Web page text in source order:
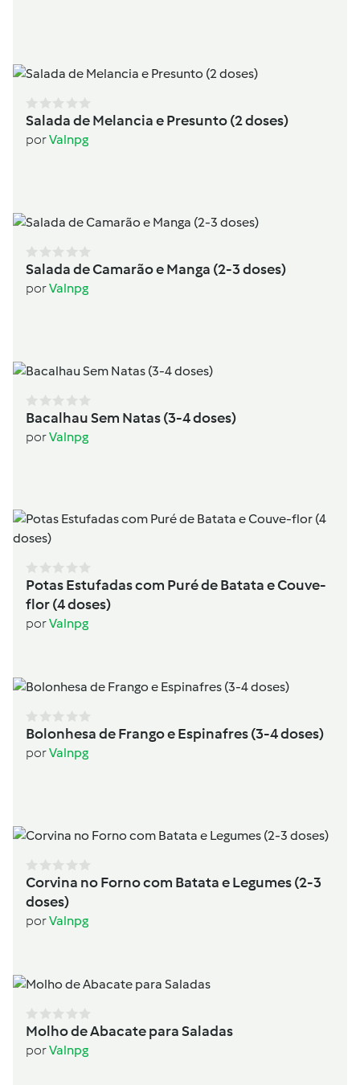
Salada de Melancia e Presunto (2 doses)
porValnpg
Salada de Camarão e Manga (2-3 doses)
porValnpg
Bacalhau Sem Natas (3-4 doses)
porValnpg
Potas Estufadas com Puré de Batata e Couve-
flor (4 doses)
porValnpg
Bolonhesa de Frango e Espinafres (3-4 doses)
porValnpg
Corvina no Forno com Batata e Legumes (2-3
doses)
porValnpg
Molho de Abacate para Saladas
porValnpg